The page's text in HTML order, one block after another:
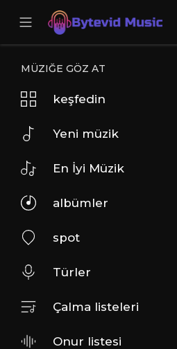
MÜZIĞE GÖZ AT
keşfedin
Yeni müzik
En İyi Müzik
albümler
spot
Türler
Çalma listeleri
Onur listesi